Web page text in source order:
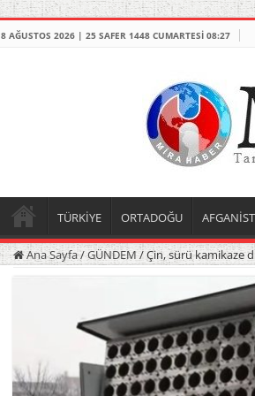
8 AĞUSTOS 2026 | 25 SAFER 1448 CUMARTESI 08:27
TÜRKİYE ORTADOĞU
Ana Sayfa/GÜNDEM /Çin, sürü kamikaze